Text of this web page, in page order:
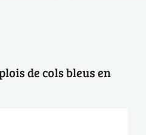
de cols bleus en